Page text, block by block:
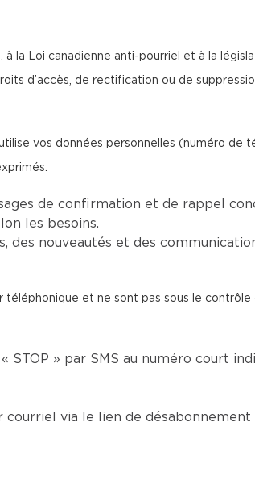
la Loi canadienne anti-pourriel et à la
d’accès, de rectification ou de
vos données personnelles (numéro de
de confirmation et de rappel
les besoins.
des nouveautés et des
et ne sont pas sous le contrôle
» par SMS au numéro court
courriel via le lien de